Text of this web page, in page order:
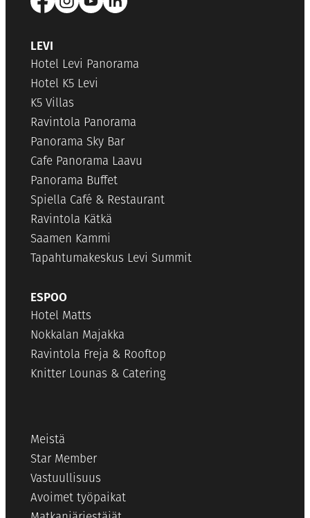
LEVI
Hotel Levi Panorama
Hotel K5 Levi
K5 Villas
Ravintola Panorama
Panorama Sky Bar
Cafe Panorama Laavu
Panorama Buffet
Spiella Café & Restaurant
Ravintola Kätkä
Saamen Kammi
Tapahtumakeskus Levi Summit
ESPOO
Hotel Matts
Nokkalan Majakka
Ravintola Freja & Rooftop
Knitter Lounas & Catering
Meistä
Star Member
Vastuullisuus
Avoimet työpaikat